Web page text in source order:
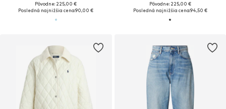
Pôvodne: 225,00 €
Posledná najnižšia cena:90,00 €
Pôvodne: 225,00 €
Posledná najnižšia cena:94,50 €